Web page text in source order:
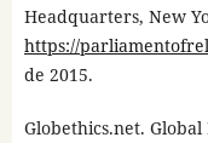
Headquarters, New
https://
de 2015.
Globethics.net.